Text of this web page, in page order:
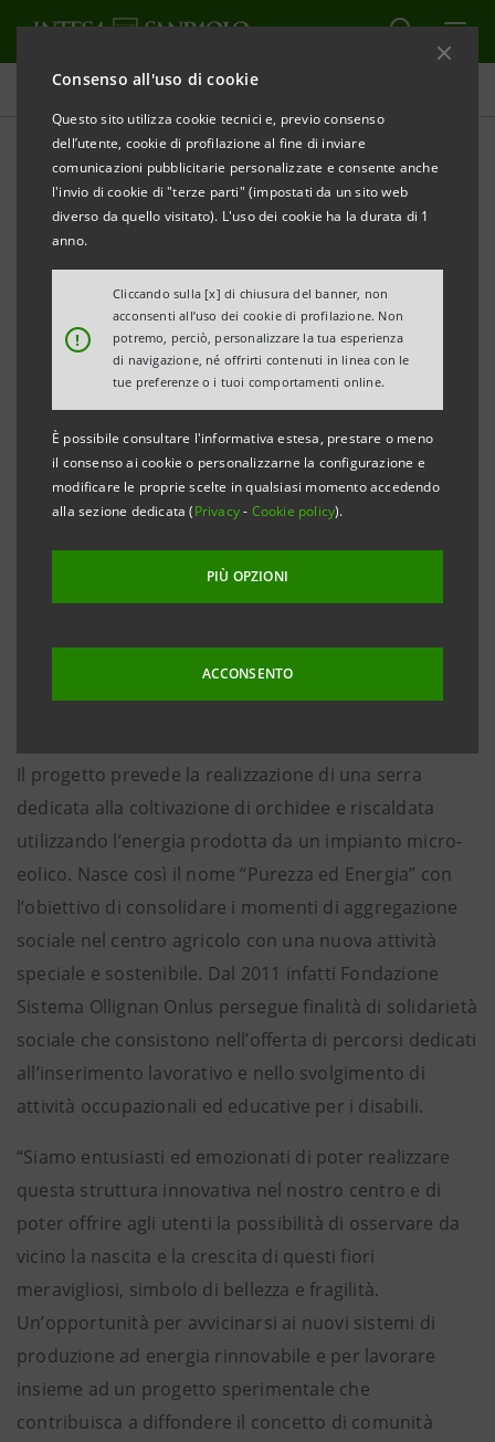
Consenso all'uso di cookie
Questo sito utilizza cookie tecnici e, previo consenso
dell’utente, cookie di profilazione al fine di inviare
comunicazioni pubblicitarie personalizzate e consente anche
l'invio di cookie di "terze parti" (impostati da un sito web
diverso da quello visitato). L'uso dei cookie ha la durata di 1
anno.
!
Cliccando sulla [x] di chiusura del banner, non
acconsenti all’uso dei cookie di profilazione. Non
potremo, perciò, personalizzare la tua esperienza
di navigazione, né offrirti contenuti in linea con le
tue preferenze o i tuoi comportamenti online.
È possibile consultare l'informativa estesa, prestare o meno
il consenso ai cookie o personalizzarne la configurazione e
modificare le proprie scelte in qualsiasi momento accedendo
alla sezione dedicata (Privacy- Cookie policy).
PIÙ OPZIONI
ACCONSENTO
Comunicati stampa
STAMPA AGGIORNA
Quart, martedì 18 luglio 2023
ARRIVA AD OLLIGNAN UNA SERRA RISCALDATA CON
PER LA COLTIVAZIONE DI ORCHIDEE
Alla Fondazione Sistema Ollignan Onlus sono iniziati i
lavori per il nuovo progetto “Purezza ed Energia”
finanziato da Intesa Sanpaolo attraverso il
Programma Formula, in collaborazione con
Fondazione CESVI
Sostenibilità, crescita, opportunità e inclusione.
Questi sono i valori che accomunano il progetto
“Purezza ed Energia” che sarà realizzato nei prossimi
Il progetto prevede la realizzazione di una serra
dedicata alla coltivazione di orchidee e riscaldata
utilizzando l’energia prodotta da un impianto micro-
eolico. Nasce così il nome “Purezza ed Energia” con
l’obiettivo di consolidare i momenti di aggregazione
sociale nel centro agricolo con una nuova attività
speciale e sostenibile. Dal 2011 infatti Fondazione
Sistema Ollignan Onlus persegue finalità di solidarietà
sociale che consistono nell’offerta di percorsi dedicati
all’inserimento lavorativo e nello svolgimento di
attività occupazionali ed educative per i disabili.
“Siamo entusiasti ed emozionati di poter realizzare
questa struttura innovativa nel nostro centro e di
poter offrire agli utenti la possibilità di osservare da
vicino la nascita e la crescita di questi fiori
meravigliosi, simbolo di bellezza e fragilità.
Un’opportunità per avvicinarsi ai nuovi sistemi di
produzione ad energia rinnovabile e per lavorare
insieme ad un progetto sperimentale che
contribuisca a diffondere il concetto di comunità